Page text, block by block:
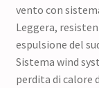
vento con
Leggera,
espulsione del
Sistema wind
perdita di calore